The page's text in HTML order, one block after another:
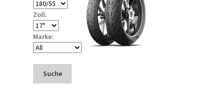
Zoll:
Marke:
Suche